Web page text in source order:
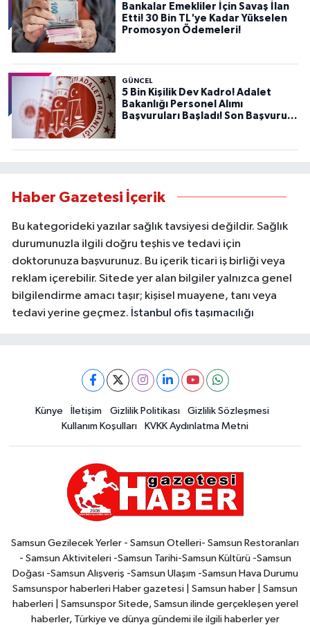
Bankalar Emekliler İçin Savaş İlan
Etti! 30 Bin TL'ye Kadar Yükselen
Promosyon Ödemeleri!
GÜNCEL
5 Bin Kişilik Dev Kadro! Adalet
Bakanlığı Personel Alımı
Başvuruları Başladı! Son Başvuru
Haber Gazetesi İçerik
Bu kategorideki yazılar sağlık tavsiyesi değildir. Sağlık
durumunuzla ilgili doğru teşhis ve tedavi için
doktorunuza başvurunuz. Bu içerik ticari iş birliği veya
reklam içerebilir. Sitede yer alan bilgiler yalnızca genel
bilgilendirme amacı taşır; kişisel muayene, tanı veya
tedavi yerine geçmez. İstanbul ofis taşımacılığı
Künye İletişim Gizlilik Politikası
Gizlilik Sözleşmesi
Kullanım Koşulları
KVKK Aydınlatma Metni
Samsun Gezilecek Yerler - Samsun Otelleri- Samsun Restoranları
- Samsun Aktiviteleri -Samsun Tarihi-Samsun Kültürü -Samsun
Doğası -Samsun Alışveriş -Samsun Ulaşım -Samsun Hava Durumu
Samsunspor haberleri Haber gazetesi | Samsun haber | Samsun
haberleri | Samsunspor Sitede, Samsun ilinde gerçekleşen yerel
haberler, Türkiye ve dünya gündemi ile ilgili haberler yer